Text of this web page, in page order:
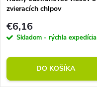
zvieracích chlpov
€6,16
Skladom - rýchla expedícia
DO KOŠÍKA